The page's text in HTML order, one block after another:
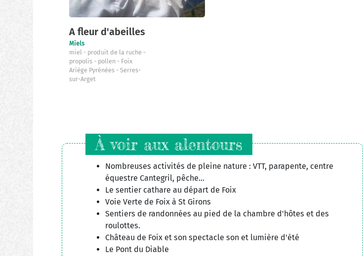
A fleur d'abeilles
Miels
miel
produit de la ruche
propolis
pollen
Foix
Ariège Pyrénées
Serres-
sur-Arget
À voir aux alentours
Nombreuses activités de pleine nature : VTT, parapente, centre
équestre Cantegril, pêche...
Le sentier cathare au départ de Foix
Voie Verte de Foix à St Girons
Sentiers de randonnées au pied de la chambre d'hôtes et des
roulottes.
Château de Foix et son spectacle son et lumière d'été
Le Pont du Diable